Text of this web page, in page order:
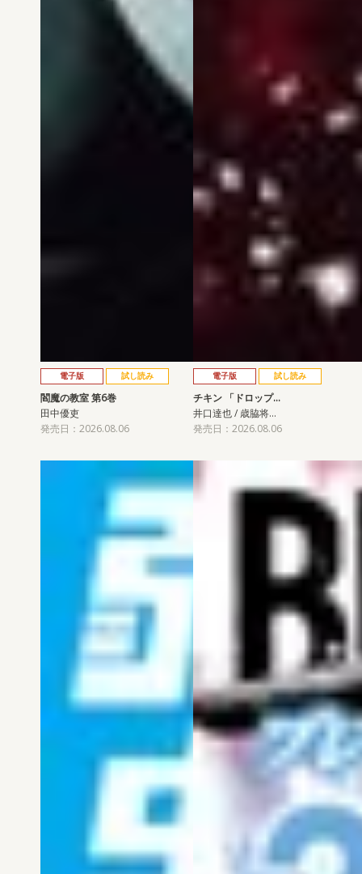
電子版 試し読み
閻魔の教室 第6巻
田中優吏
発売日：2026.08.06
電子版 試し読み
チキン 「ドロップ…
井口達也 / 歳脇将…
発売日：2026.08.06